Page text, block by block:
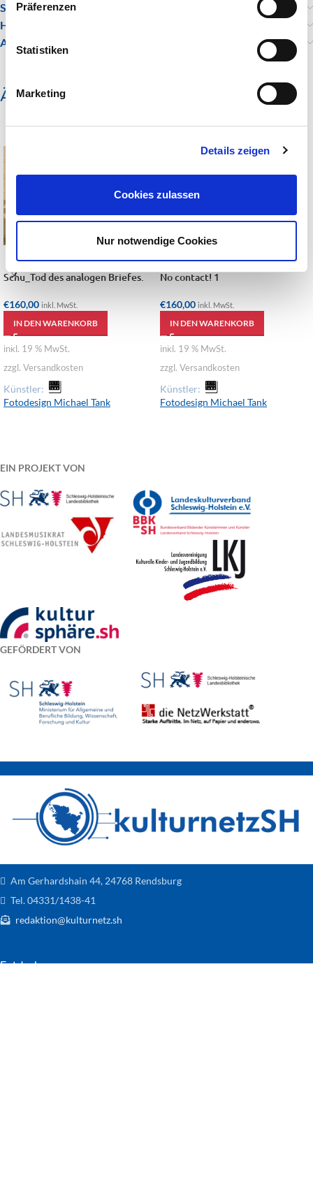
Präferenzen
Statistiken
Marketing
Details zeigen
Cookies zulassen
Nur notwendige Cookies
Standort
Hinweise zu Versand, Widerrufsrecht und AGBs
Anfragen
Ähnliche Produkte
Schu_Tod des analogen Briefes.
€160,00 inkl. MwSt.
IN DEN WARENKORB
inkl. 19 % MwSt.
zzgl. Versandkosten
Künstler:
Fotodesign Michael Tank
No contact! 1
€160,00 inkl. MwSt.
IN DEN WARENKORB
inkl. 19 % MwSt.
zzgl. Versandkosten
Künstler:
Fotodesign Michael Tank
EIN PROJEKT VON
GEFÖRDERT VON
Am Gerhardshain 44, 24768 Rendsburg
Tel. 04331/1438-41
redaktion@kulturnetz.sh
Entdecke